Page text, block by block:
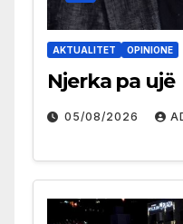
AKTUALITET OPINIONE
Njerka pa ujë
05/08/2026